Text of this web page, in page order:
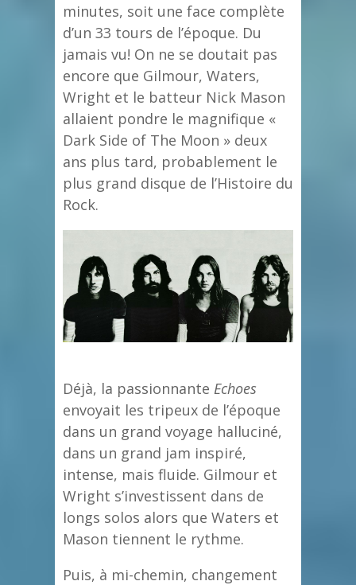
minutes, soit une face complète
d’un 33 tours de l’époque. Du
jamais vu! On ne se doutait pas
encore que Gilmour, Waters,
Wright et le batteur Nick Mason
allaient pondre le magnifique «
Dark Side of The Moon » deux
ans plus tard, probablement le
plus grand disque de l’Histoire du
Rock.
Déjà, la passionnante Echoes
envoyait les tripeux de l’époque
dans un grand voyage halluciné,
dans un grand jam inspiré,
intense, mais fluide. Gilmour et
Wright s’investissent dans de
longs solos alors que Waters et
Mason tiennent le rythme.
Puis, à mi-chemin, changement